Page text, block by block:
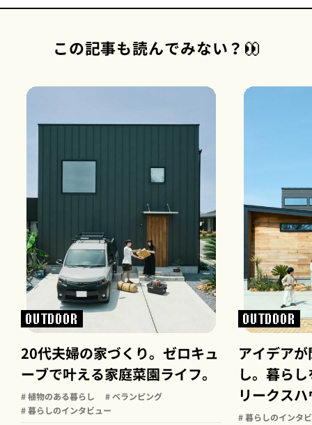
この記事も読んでみない？
OUTDOOR
20代夫婦の家づくり。ゼロキュ
ーブで叶える家庭菜園ライフ。
# 植物のある暮らし
# ベランピング
# 暮らしのインタビュー
OUTDOOR
アイデア
し。暮ら
リークス
# 暮らしのインタ